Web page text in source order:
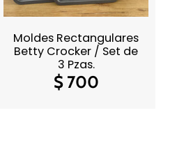
Moldes Rectangulares
Betty Crocker / Set de
3 Pzas.
$700